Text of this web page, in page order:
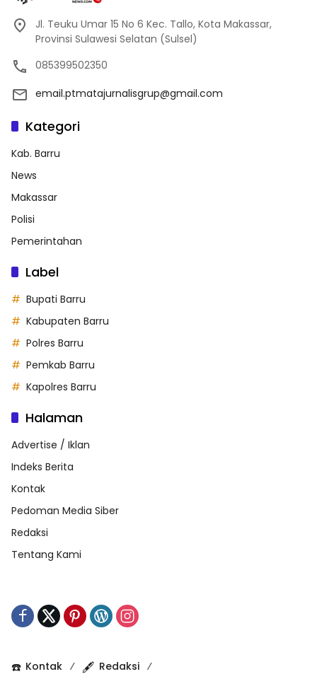
Jl. Teuku Umar 15 No 6 Kec. Tallo, Kota Makassar,
Provinsi Sulawesi Selatan (Sulsel)
085399502350
email.ptmatajurnalisgrup@gmail.com
Kategori
Kab. Barru
News
Makassar
Polisi
Pemerintahan
Label
Bupati Barru
Kabupaten Barru
Polres Barru
Pemkab Barru
Kapolres Barru
Halaman
Advertise / Iklan
Indeks Berita
Kontak
Pedoman Media Siber
Redaksi
Tentang Kami
☎️ Kontak 🖋️ Redaksi